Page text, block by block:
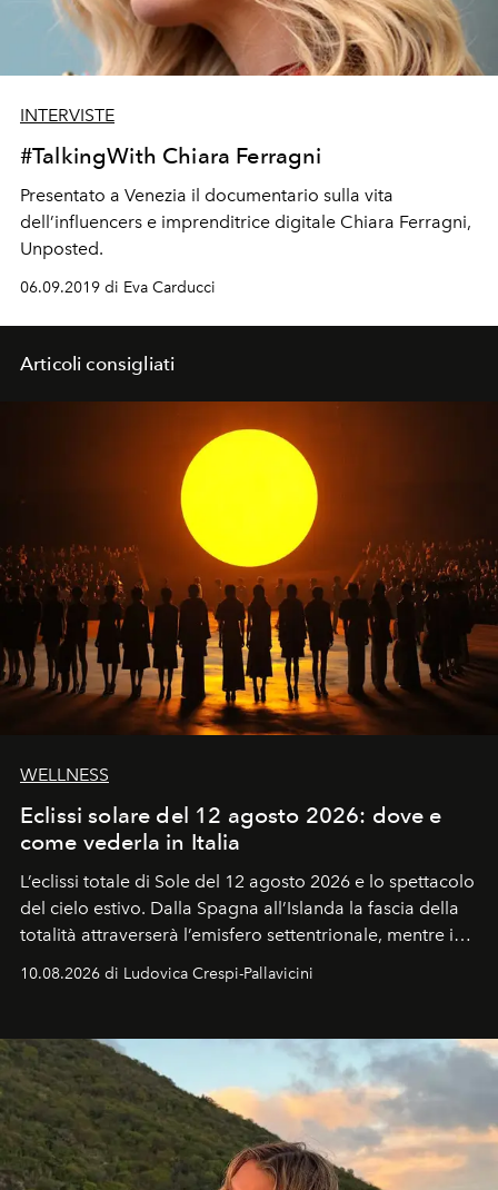
INTERVISTE
#TalkingWith Chiara Ferragni
Presentato a Venezia il documentario sulla vita
dell’influencers e imprenditrice digitale Chiara Ferragni,
Unposted.
06.09.2019 di Eva Carducci
Articoli consigliati
WELLNESS
Eclissi solare del 12 agosto 2026: dove e
come vederla in Italia
L’eclissi totale di Sole del 12 agosto 2026 e lo spettacolo
del cielo estivo. Dalla Spagna all’Islanda la fascia della
totalità attraverserà l’emisfero settentrionale, mentre in
Italia il fenomeno sarà parziale ma particolarmente
spettacolare al Nord. Orari, città favorite e regole per
10.08.2026 di Ludovica Crespi-Pallavicini